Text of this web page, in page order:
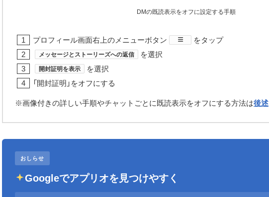
DMの既読表示をオフに設定する手順
プロフィール画面右上のメニューボタン ​をタップ
メッセージとストーリーズへの返信 を選択
開封証明を表示
を選択
「開封証明」をオフにする
※画像付きの詳しい手順やチャットごとに既読表示をオフにする方法は後述
おしらせ
Googleでアプリオを見つけやすく